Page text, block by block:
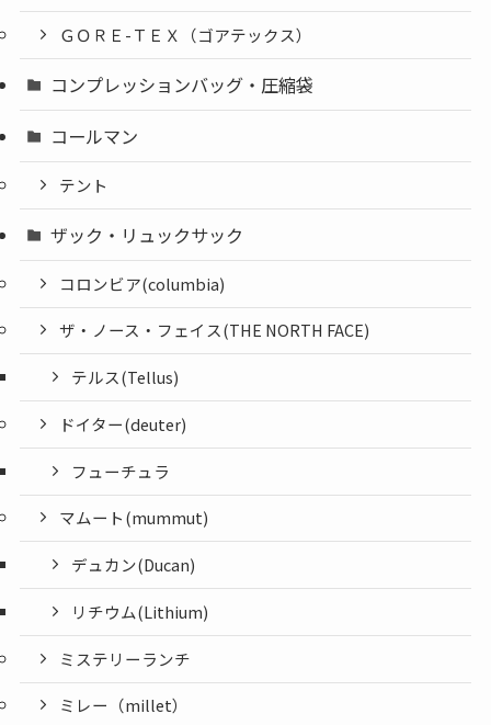
ＧＯＲＥ-ＴＥＸ（ゴアテックス）
コンプレッションバッグ・圧縮袋
コールマン
テント
ザック・リュックサック
コロンビア(columbia)
ザ・ノース・フェイス(THE NORTH FACE)
テルス(Tellus)
ドイター(deuter)
フューチュラ
マムート(mummut)
デュカン(Ducan)
リチウム(Lithium)
ミステリーランチ
ミレー（millet）